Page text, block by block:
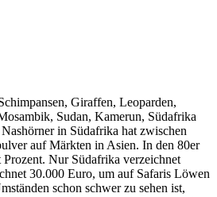
Giraffen, Leoparden,
Sudan, Kamerun, Südafrika
in Südafrika hat zwischen
auf Märkten in Asien. In den 80er
Nur Südafrika verzeichnet
30.000 Euro, um auf Safaris Löwen
schon schwer zu sehen ist,